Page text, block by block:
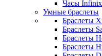
Часы Infinix
Умные браслеты
Браслеты
Браслеты
Браслеты
Браслеты